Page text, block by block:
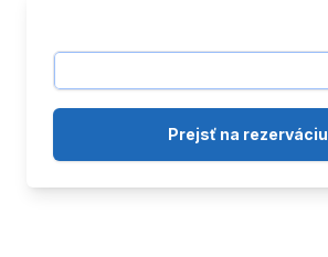
Prejsť na rezerváciu